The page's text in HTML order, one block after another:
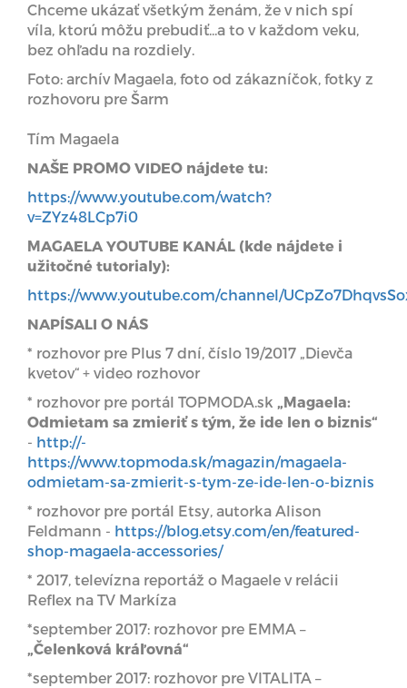
Chceme ukázať všetkým ženám, že v nich spí
víla, ktorú môžu prebudiť...a to v každom veku,
bez ohľadu na rozdiely.
Foto: archív Magaela, foto od zákazníčok, fotky z
rozhovoru pre Šarm
Tím Magaela
NAŠE PROMO VIDEO nájdete tu:
https://www.youtube.com/watch?
v=ZYz48LCp7i0
MAGAELA YOUTUBE KANÁL (kde nájdete i
užitočné tutorialy):
https://www.youtube.com/channel/
NAPÍSALI O NÁS
* rozhovor pre Plus 7 dní, číslo 19/2017 „Dievča
kvetov“ + video rozhovor
* rozhovor pre portál TOPMODA.sk „Magaela:
Odmietam sa zmieriť s tým, že ide len o biznis“
- http://-
https://www.topmoda.sk/magazin/magaela-
odmietam-sa-zmierit-s-tym-ze-ide-len-o-biznis
* rozhovor pre portál Etsy, autorka Alison
Feldmann - https://blog.etsy.com/en/featured-
shop-magaela-accessories/
* 2017, televízna reportáž o Magaele v relácii
Reflex na TV Markíza
*september 2017: rozhovor pre EMMA –
„Čelenková kráľovná“
*september 2017: rozhovor pre VITALITA –